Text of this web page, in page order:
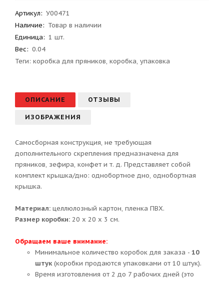
Артикул: У00471
Наличие: Товар в наличии
Единица: 1 шт.
Вес: 0.04
Теги: коробка для пряников, коробка, упаковка
ОПИСАНИЕ ОТЗЫВЫ
ИЗОБРАЖЕНИЯ
Самосборная конструкция, не требующая
дополнительного скрепления предназначена для
пряников, зефира, конфет и т. д. Представляет собой
комплект крышка/дно: однобортное дно, однобортная
крышка.
Материал: целлюлозный картон, пленка ПВХ.
Размер коробки: 20 х 20 х 3 см.
Обращаем ваше внимание:
Минимальное количество коробок для заказа - 10
штук(коробки продаются упаковками от 10 штук).
Время изготовления от 2 до 7 рабочих дней (это